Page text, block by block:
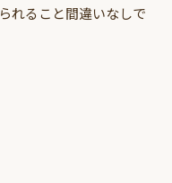
れること間違いなしで